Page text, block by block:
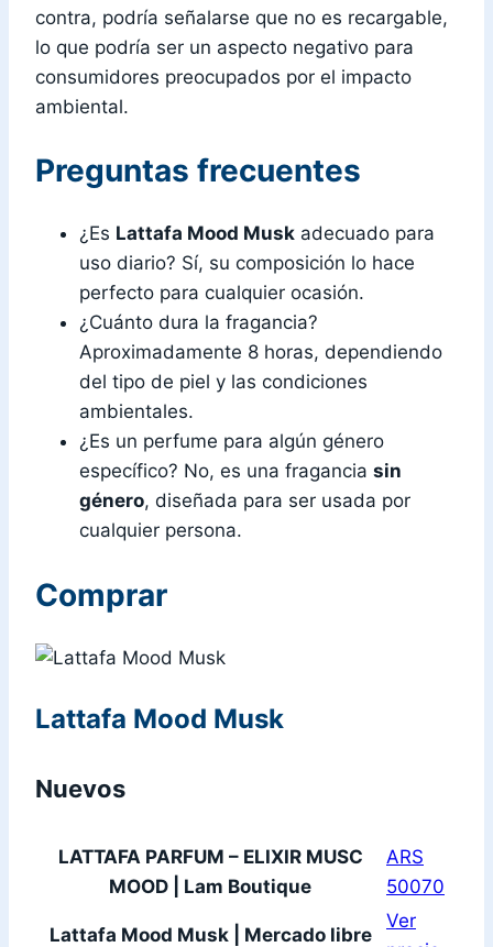
contra, podría señalarse que no es recargable,
lo que podría ser un aspecto negativo para
consumidores preocupados por el impacto
ambiental.
Preguntas frecuentes
¿Es Lattafa Mood Musk adecuado para
uso diario? Sí, su composición lo hace
perfecto para cualquier ocasión.
¿Cuánto dura la fragancia?
Aproximadamente 8 horas, dependiendo
del tipo de piel y las condiciones
ambientales.
¿Es un perfume para algún género
específico? No, es una fragancia sin
género, diseñada para ser usada por
cualquier persona.
Comprar
Lattafa Mood Musk
Nuevos
LATTAFA PARFUM – ELIXIR MUSC
MOOD | Lam Boutique
ARS
50070
Lattafa Mood Musk | Mercado libre
Ver